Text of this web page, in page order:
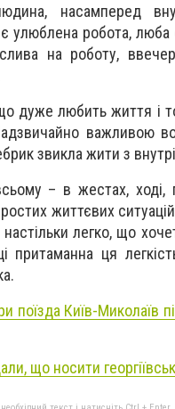
насамперед
улюблена робота,
на роботу,
дуже любить життя і
важливою
звикла жити з
– в жестах, ході,
життєвих
легко, що
ця
поїзда Київ-Миколаїв
що носити